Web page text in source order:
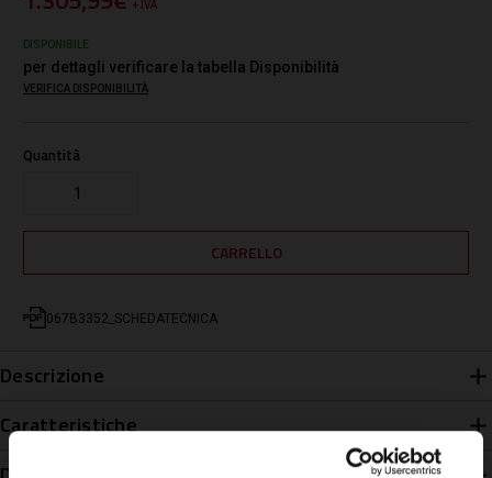
+ IVA
DISPONIBILE
per dettagli verificare la tabella Disponibilità
VERIFICA DISPONIBILITÀ
Quantità
067B3352_SCHEDATECNICA
Descrizione
Caratteristiche